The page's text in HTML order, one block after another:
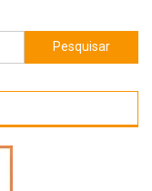
Pesquisar
por: